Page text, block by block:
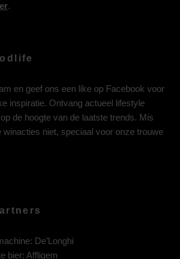
.
en geef ons een like op Facebook voor
inspiratie. Ontvang actueel lifestyle
de hoogte van de laatste trends. Mis
winacties niet, speciaal voor onze trouwe
De’Longhi
bier: Affligem